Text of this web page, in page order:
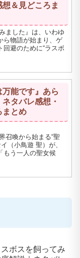
＆見どころま
ました』は、いわゆ
ら物語が始まり、ゲ
避のために“ラスボ
万能です』あら
タバレ感想・
まとめ
召喚から始まる“聖
（小鳥遊 聖）が、
もう一人の聖女候
ボスを飼ってみ